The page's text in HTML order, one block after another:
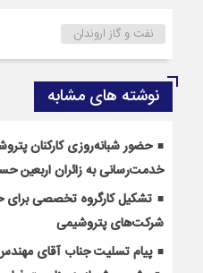
نفت و گاز اروندان
نوشته های مشابه
حضور شبانه‌روزی کارکنان
خدمت‌رسانی به زائران اربعین
تشکیل کارگروه تخصصی برای
شرکت‌های پتروشیمی
پیام تسلیت جناب آقای